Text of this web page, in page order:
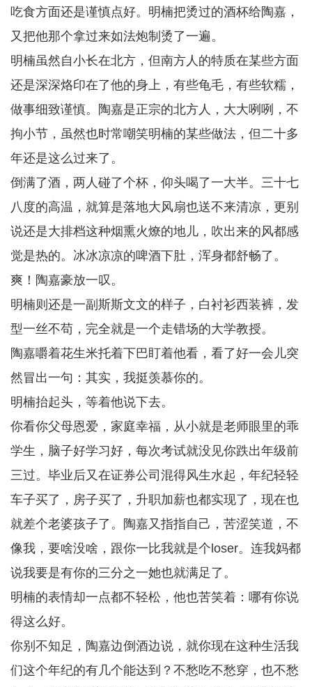
吃食方面还是谨慎点好。明楠把烫过的酒杯给陶嘉，
又把他那个拿过来如法炮制烫了一遍。
明楠虽然自小长在北方，但南方人的特质在某些方面
还是深深烙印在了他的身上，有些龟毛，有些软糯，
做事细致谨慎。陶嘉是正宗的北方人，大大咧咧，不
拘小节，虽然也时常嘲笑明楠的某些做法，但二十多
年还是这么过来了。
倒满了酒，两人碰了个杯，仰头喝了一大半。三十七
八度的高温，就算是落地大风扇也送不来清凉，更别
说还是大排档这种烟熏火燎的地儿，吹出来的风都感
觉是热的。冰冰凉凉的啤酒下肚，浑身都舒畅了。
爽！陶嘉豪放一叹。
明楠则还是一副斯斯文文的样子，白衬衫西装裤，发
型一丝不苟，完全就是一个走错场的大学教授。
陶嘉嚼着花生米托着下巴盯着他看，看了好一会儿突
然冒出一句：其实，我挺羡慕你的。
明楠抬起头，等着他说下去。
你看你父母恩爱，家庭幸福，从小就是老师眼里的乖
学生，脑子好学习好，每次考试就没见你跌出年级前
三过。毕业后又在证券公司混得风生水起，年纪轻轻
车子买了，房子买了，升职加薪也都实现了，现在也
就差个老婆孩子了。陶嘉又指指自己，苦涩笑道，不
像我，要啥没啥，跟你一比我就是个loser。连我妈都
说我要是有你的三分之一她也就满足了。
明楠的表情却一点都不轻松，他也苦笑着：哪有你说
得这么好。
你别不知足，陶嘉边倒酒边说，就你现在这种生活我
们这个年纪的有几个能达到？不愁吃不愁穿，也不愁